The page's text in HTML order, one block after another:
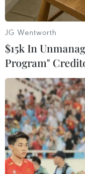
Tổng giám đốc
Trường. (Nguồn:
Phó Thủ tướng
JG Wentworth
$15k In
Program"